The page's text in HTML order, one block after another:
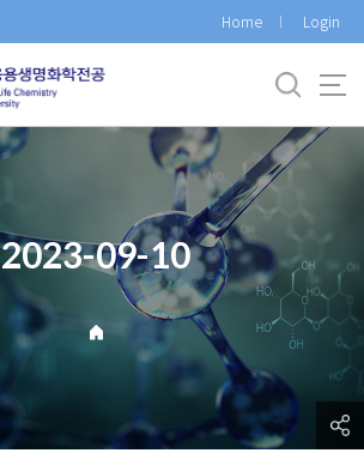
Home Login
2023-09-10